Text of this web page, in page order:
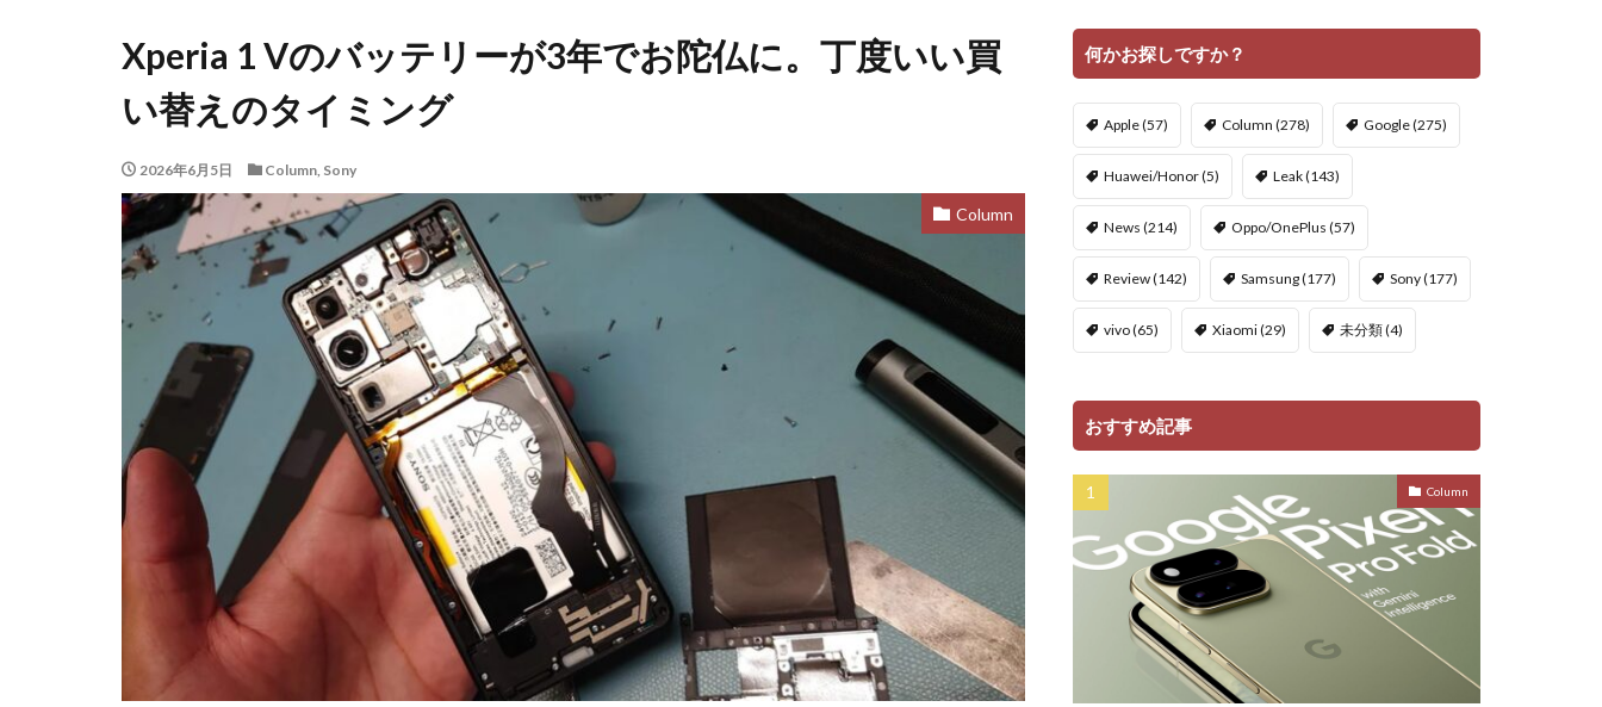
Xperia 1 Vのバッテリーが3年でお陀仏に。丁度いい買
い替えのタイミング
2026年6月5日 Column, Sony
Column
何かお探しですか？
Apple(57) Column (278) Google(275)
Huawei/Honor(5) Leak(143)
News (214) Oppo/OnePlus (57)
Review(142) Samsung(177) Sony(177)
vivo(65) Xiaomi(29) 未分類(4)
おすすめ記事
Column